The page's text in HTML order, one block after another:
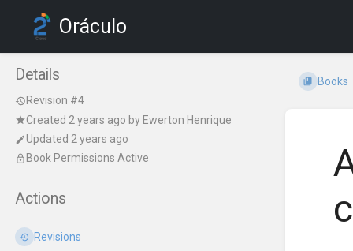
Oráculo
Details
Revision #4
Created 2 years ago by Ewerton Henrique
Updated 2 years ago
Book Permissions Active
Actions
Revisions
Books